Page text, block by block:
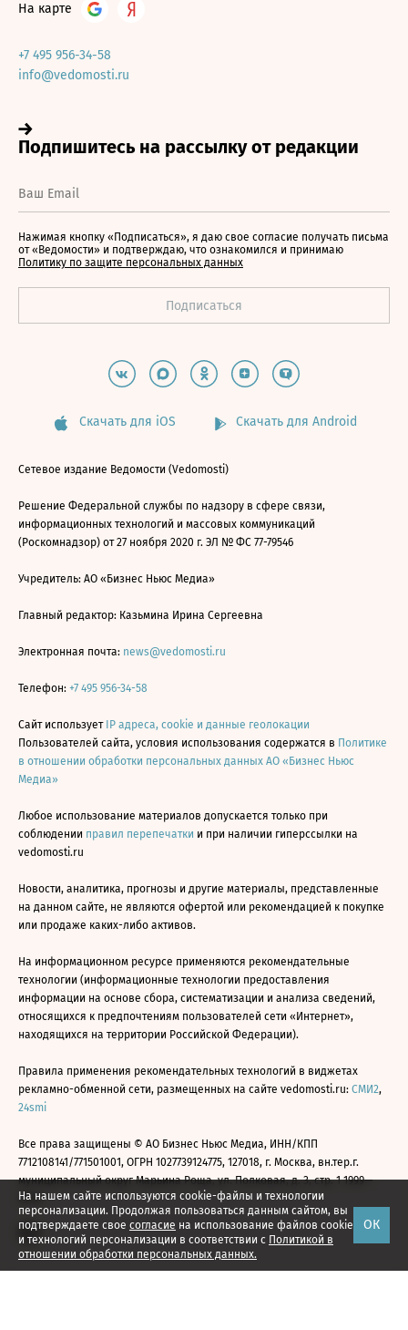
На нашем сайте используются cookie-файлы и технологии
персонализации. Продолжая пользоваться данным сайтом, вы
подтверждаете свое согласие на использование файлов cookie
и технологий персонализации в соответствии с Политикой в
отношении обработки персональных данных.
ОК
На карте
+7 495 956-34-58
info@vedomosti.ru
Нажимая кнопку «Подписаться», я даю свое согласие получать письма
от «Ведомости» и подтверждаю, что ознакомился и принимаю
Политику по защите персональных данных
Скачать для iOS Скачать для Android
Сетевое издание Ведомости (Vedomosti)
Решение Федеральной службы по надзору в сфере связи,
информационных технологий и массовых коммуникаций
(Роскомнадзор) от 27 ноября 2020 г. ЭЛ № ФС 77-79546
Учредитель: АО «Бизнес Ньюс Медиа»
Главный редактор: Казьмина Ирина Сергеевна
Электронная почта: news@vedomosti.ru
Телефон: +7 495 956-34-58
Сайт использует IP адреса, cookie и данные геолокации
Пользователей сайта, условия использования содержатся в Политике
в отношении обработки персональных данных АО «Бизнес Ньюс
Медиа»
Любое использование материалов допускается только при
соблюдении правил перепечатки и при наличии гиперссылки на
vedomosti.ru
Новости, аналитика, прогнозы и другие материалы, представленные
на данном сайте, не являются офертой или рекомендацией к покупке
или продаже каких-либо активов.
На информационном ресурсе применяются рекомендательные
технологии (информационные технологии предоставления
информации на основе сбора, систематизации и анализа сведений,
относящихся к предпочтениям пользователей сети «Интернет»,
находящихся на территории Российской Федерации).
Правила применения рекомендательных технологий в виджетах
рекламно-обменной сети, размещенных на сайте vedomosti.ru: СМИ2,
24smi
Все права защищены © АО Бизнес Ньюс Медиа, ИНН/КПП
7712108141/771501001, ОГРН 1027739124775, 127018, г. Москва, вн.тер.г.
муниципальный округ Марьина Роща, ул. Полковая, д. 3, стр. 1 1999—
2026